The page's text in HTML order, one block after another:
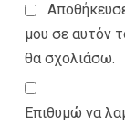
μου σε αυτόν
θα σχολιάσω.
Επιθυμώ να